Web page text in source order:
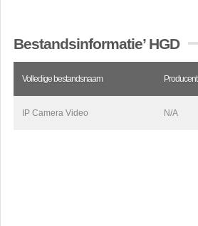
Bestandsinformatie’ HGD
Volledige bestandsnaam Producent
IP Camera Video N/A